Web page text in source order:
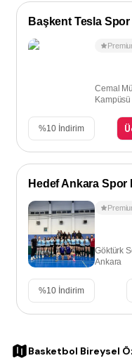
Başkent Tesla
Cemal
%10 İndirim
Hedef Ankara Spor
Göktürk
Ankara
%10 İndirim
Basketbol Bireysel